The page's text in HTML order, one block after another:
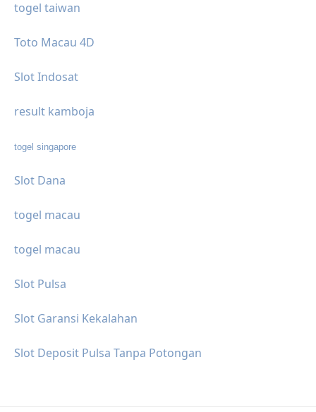
togel taiwan
Toto Macau 4D
Slot Indosat
result kamboja
togel singapore
Slot Dana
togel macau
togel macau
Slot Pulsa
Slot Garansi Kekalahan
Slot Deposit Pulsa Tanpa Potongan